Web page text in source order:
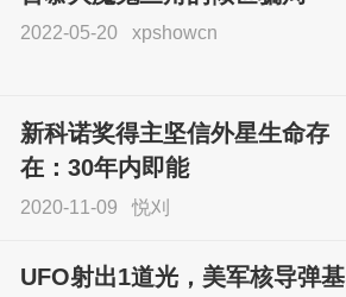
sskfn
2022-05-20 xpshowcn
新科诺奖得主坚信外星生命存
在：30年内即能
2020-11-09 悦刈
UFO射出1道光，美军核导弹基